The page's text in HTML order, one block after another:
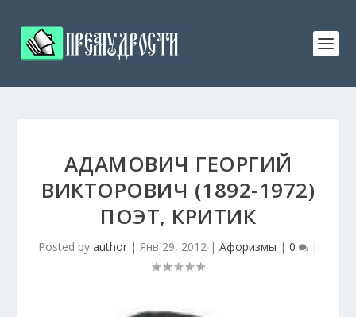
АДАМОВИЧ ГЕОРГИЙ
ВИКТОРОВИЧ (1892-1972)
ПОЭТ, КРИТИК
Posted by author | Янв 29, 2012 | Афоризмы | 0 |